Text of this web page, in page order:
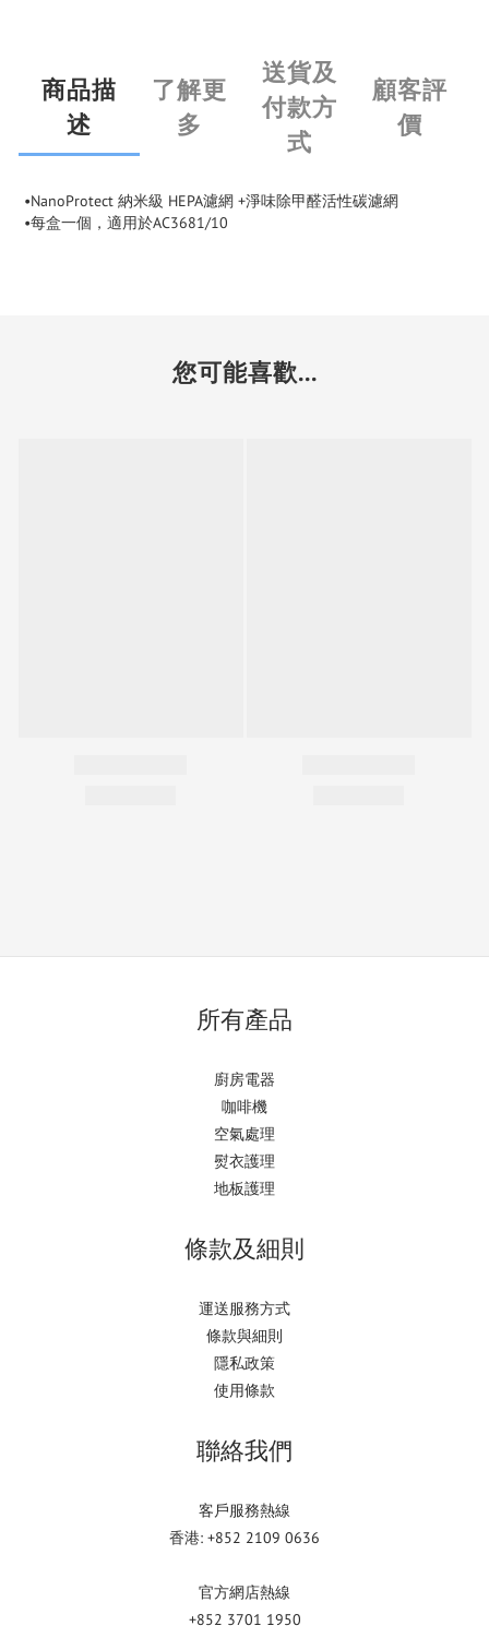
商品描
述
了解更
多
送貨及
付款方
式
顧客評
價
•NanoProtect 納米級 HEPA濾網 +淨味除甲醛活性碳濾網
•每盒一個，適用於AC3681/10
您可能喜歡...
所有產品
廚房電器
咖啡機
空氣處理
熨衣護理
地板護理
條款及細則
運送服務方式
條款與細則
隱私政策
使用條款
聯絡我們
客戶服務熱線
香港: +852 2109 0636
官方網店熱線
+852 3701 1950